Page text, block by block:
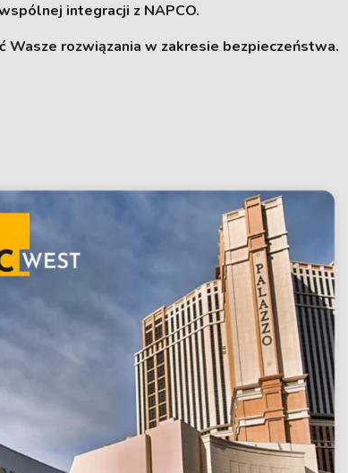
integracji z NAPCO.
Wasze rozwiązania w zakresie bezpieczeństwa.